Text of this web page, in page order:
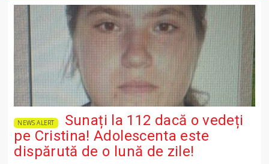
NEWS ALERT
Sunați la 112 dacă o vedeți
pe Cristina! Adolescenta este
dispărută de o lună de zile!